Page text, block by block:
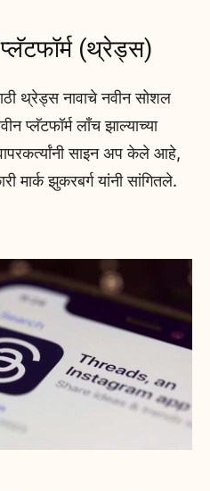
(थ्रेड्स)
थ्रेड्स नावाचे नवीन सोशल
प्लॅटफॉर्म लाँच झाल्याच्या
साइन अप केले आहे,
मार्क झुकरबर्ग यांनी सांगितले.